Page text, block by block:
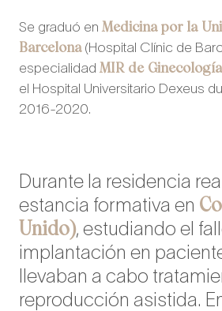
Se graduó en Medicina por la
Barcelona(Hospital Clínic de
especialidad MIR de
el Hospital Universitario Dexeus
2016-2020.
Durante la residencia
estancia formativa en
Unido), estudiando el
implantación en
llevaban a cabo
reproducción asistida.